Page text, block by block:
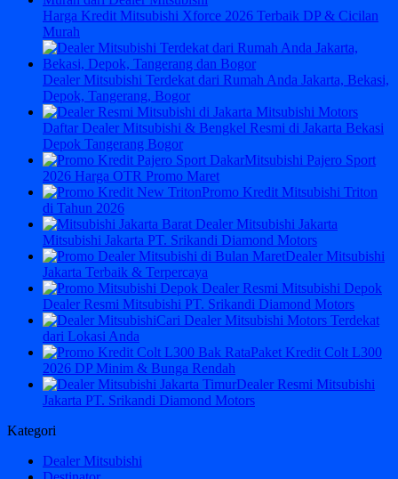
Harga Kredit Mitsubishi Xforce 2026 Terbaik DP & Cicilan
Murah
Dealer Mitsubishi Terdekat dari Rumah Anda Jakarta, Bekasi,
Depok, Tangerang, Bogor
Daftar Dealer Mitsubishi & Bengkel Resmi di Jakarta Bekasi
Depok Tangerang Bogor
Mitsubishi Pajero Sport
2026 Harga OTR Promo Maret
Promo Kredit Mitsubishi Triton
di Tahun 2026
Mitsubishi Jakarta PT. Srikandi Diamond Motors
Dealer Mitsubishi
Jakarta Terbaik & Terpercaya
Dealer Resmi Mitsubishi PT. Srikandi Diamond Motors
Cari Dealer Mitsubishi Motors Terdekat
dari Lokasi Anda
Paket Kredit Colt L300
2026 DP Minim & Bunga Rendah
Dealer Resmi Mitsubishi
Jakarta PT. Srikandi Diamond Motors
Kategori
Dealer Mitsubishi